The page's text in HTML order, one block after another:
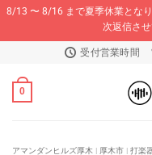
8/13 〜 8/16 まで夏季休業とな
次返信さ
content
受付営業時間
0
アマンダンヒルズ厚木 | 厚木市 | 打楽